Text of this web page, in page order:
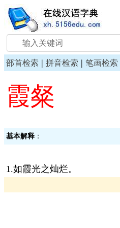
部首检索 | 拼音检索 | 笔画检索
霞粲
基本解释 ：
1.如霞光之灿烂。